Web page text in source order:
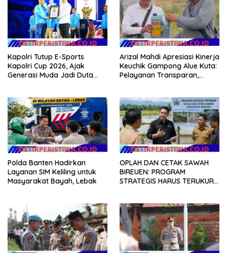
Kapolri Tutup E-Sports
Kapolri Cup 2026, Ajak
Generasi Muda Jadi Duta
Arizal Mahdi Apresiasi Kinerja
Keuchik Gampong Alue Kuta:
Pelayanan Transparan,
Kepentingan Masyarakat
Polda Banten Hadirkan
Layanan SIM Keliling untuk
Masyarakat Bayah, Lebak
OPLAH DAN CETAK SAWAH
BIREUEN: PROGRAM
STRATEGIS HARUS TERUKUR,